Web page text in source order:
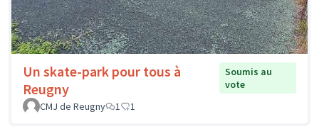
Un skate-park pour tous à
Reugny
Soumis au
vote
CMJ de Reugny
1 1